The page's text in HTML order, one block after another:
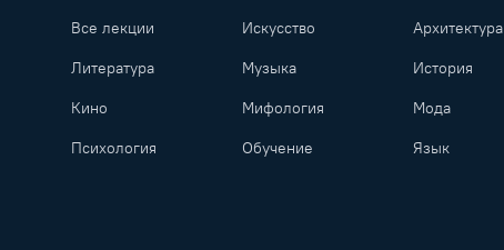
Все лекции Искусство Архитектура
Литература Музыка История
Кино Мифология Мода
Психология Обучение Язык